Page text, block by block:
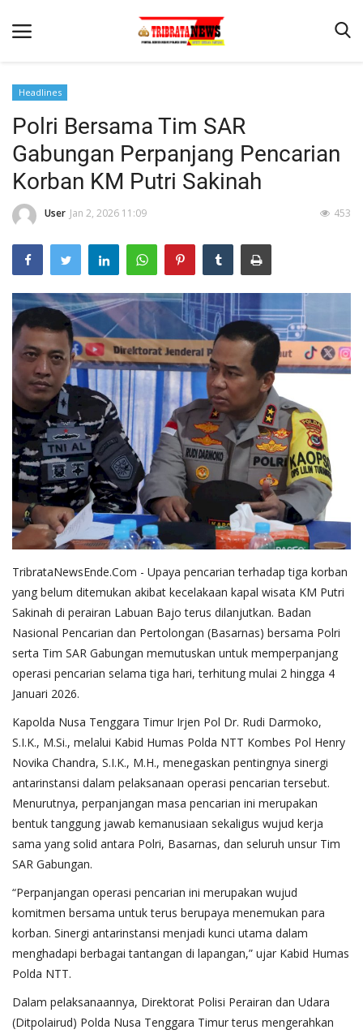
Beranda
Terms & Conditions
Binkam
Lantas
Giat Ops
Polisi Kita
Headlines
Polri Bersama Tim SAR
Gabungan Perpanjang Pencarian
Korban KM Putri Sakinah
User Jan 2, 2026 11:09 453
TribrataNewsEnde.Com - Upaya pencarian terhadap tiga korban
yang belum ditemukan akibat kecelakaan kapal wisata KM Putri
Sakinah di perairan Labuan Bajo terus dilanjutkan. Badan
Nasional Pencarian dan Pertolongan (Basarnas) bersama Polri
serta Tim SAR Gabungan memutuskan untuk memperpanjang
operasi pencarian selama tiga hari, terhitung mulai 2 hingga 4
Januari 2026.
Kapolda Nusa Tenggara Timur Irjen Pol Dr. Rudi Darmoko,
S.I.K., M.Si., melalui Kabid Humas Polda NTT Kombes Pol Henry
Novika Chandra, S.I.K., M.H., menegaskan pentingnya sinergi
antarinstansi dalam pelaksanaan operasi pencarian tersebut.
Menurutnya, perpanjangan masa pencarian ini merupakan
bentuk tanggung jawab kemanusiaan sekaligus wujud kerja
sama yang solid antara Polri, Basarnas, dan seluruh unsur Tim
SAR Gabungan.
“Perpanjangan operasi pencarian ini merupakan wujud
komitmen bersama untuk terus berupaya menemukan para
korban. Sinergi antarinstansi menjadi kunci utama dalam
menghadapi berbagai tantangan di lapangan,” ujar Kabid Humas
Polda NTT.
Dalam pelaksanaannya, Direktorat Polisi Perairan dan Udara
(Ditpolairud) Polda Nusa Tenggara Timur terus mengerahkan